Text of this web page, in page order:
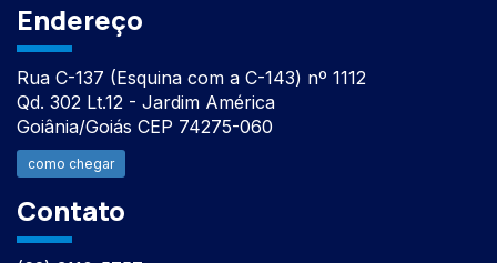
Endereço
Rua C-137 (Esquina com a C-143) nº 1112
Qd. 302 Lt.12 - Jardim América
Goiânia/Goiás CEP 74275-060
como chegar
Contato